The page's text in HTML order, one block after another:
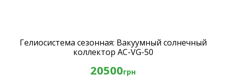
Гелиосистема сезонная: Вакуумный солнечный
коллектор AC-VG-50
20500грн